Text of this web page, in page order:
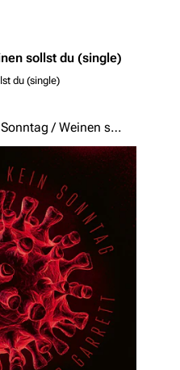
sollst du (single)
du (single)
Alle Tage ist kein Sonntag / Weinen sollst du (single)